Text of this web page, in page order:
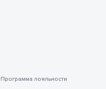
Программа лояльности